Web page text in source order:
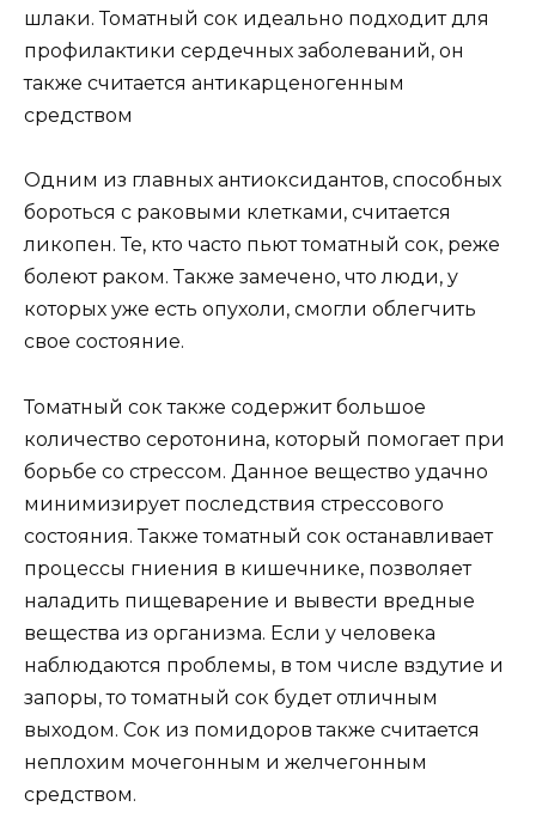
шлаки. Томатный сок идеально подходит для
профилактики сердечных заболеваний, он
также считается антикарценогенным
средством
Одним из главных антиоксидантов, способных
бороться с раковыми клетками, считается
ликопен. Те, кто часто пьют томатный сок, реже
болеют раком. Также замечено, что люди, у
которых уже есть опухоли, смогли облегчить
свое состояние.
Томатный сок также содержит большое
количество серотонина, который помогает при
борьбе со стрессом. Данное вещество удачно
минимизирует последствия стрессового
состояния. Также томатный сок останавливает
процессы гниения в кишечнике, позволяет
наладить пищеварение и вывести вредные
вещества из организма. Если у человека
наблюдаются проблемы, в том числе вздутие и
запоры, то томатный сок будет отличным
выходом. Сок из помидоров также считается
неплохим мочегонным и желчегонным
средством.